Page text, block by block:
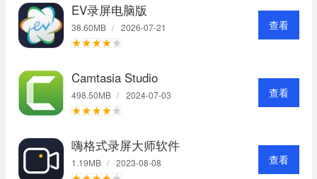
EV录屏电脑版
38.60MB / 2026-07-21 查看
Camtasia Studio
498.50MB / 2024-07-03 查看
嗨格式录屏大师软件
1.19MB / 2023-08-08 查看